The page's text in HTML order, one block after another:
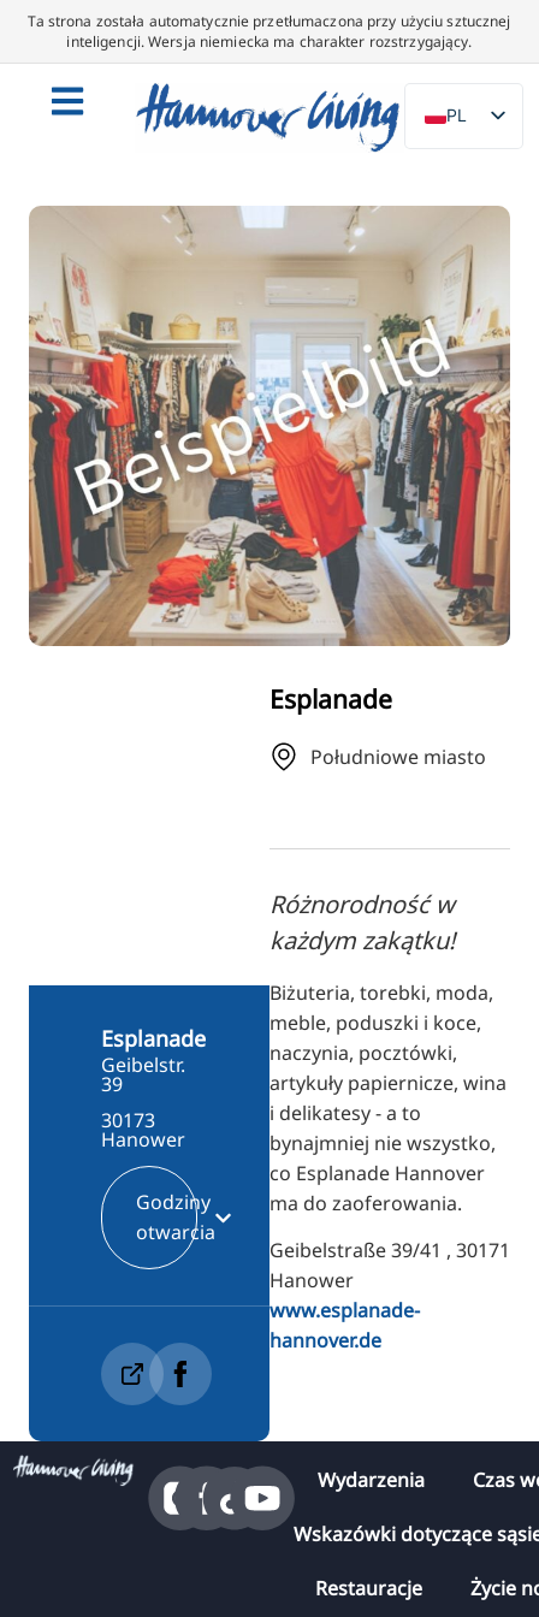
Ta strona została automatycznie przetłumaczona przy użyciu sztucznej
inteligencji. Wersja niemiecka ma charakter rozstrzygający.
PL
DE
ES
DA
SV
FR
PT
TR
RU
FI
ZH
UK
Esplanade
Południowe miasto
Różnorodność w
każdym zakątku!
Biżuteria, torebki, moda,
meble, poduszki i koce,
naczynia, pocztówki,
artykuły papiernicze, wina
i delikatesy - a to
bynajmniej nie wszystko,
co Esplanade Hannover
ma do zaoferowania.
Geibelstraße 39/41 , 30171
Hanower
www.esplanade-
hannover.de
Esplanade
Geibelstr.
39
30173
Hanower
Godziny
otwarcia
Wydarzenia Czas
Wskazówki dotyczące
Restauracje Życie